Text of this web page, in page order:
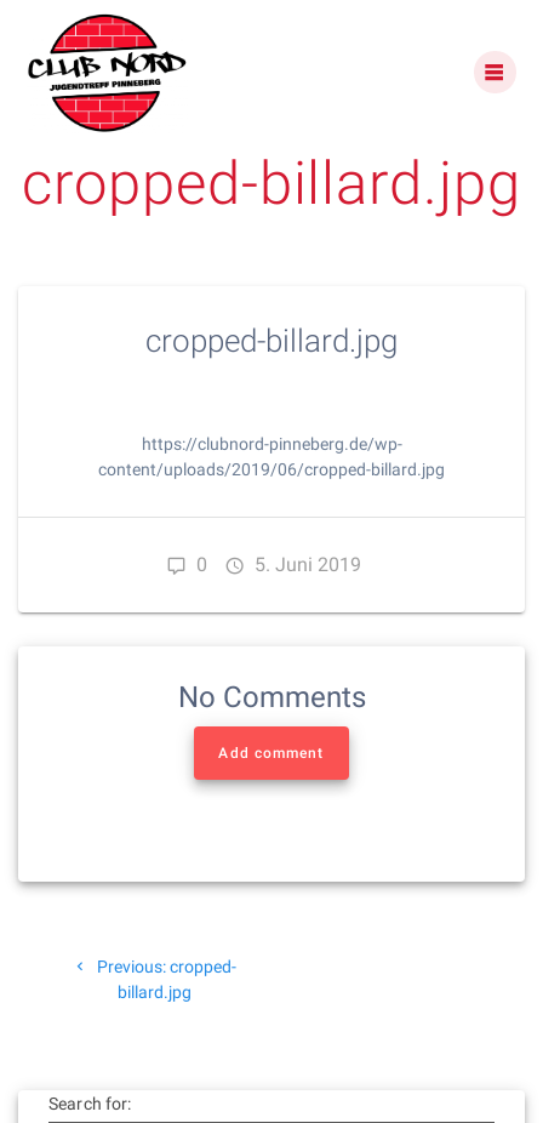
cropped-billard.jpg
cropped-billard.jpg
https://clubnord-pinneberg.de/wp-
content/uploads/2019/06/cropped-billard.jpg
0 5. Juni 2019
No Comments
Add comment
Previous:Previous
post:
cropped-
billard.jpg
Search for: